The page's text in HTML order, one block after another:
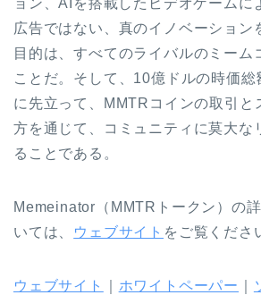
広告ではない、真のイノベーション
目的は、すべてのライバルのミーム
ことだ。そして、10億ドルの時価総
に先立って、MMTRコインの取引と
方を通じて、コミュニティに莫大な
ることである。
Memeinator（MMTRトークン）の
いては、
ウェブサイト をご覧くださ
ウェブサイト ホワイトペーパー